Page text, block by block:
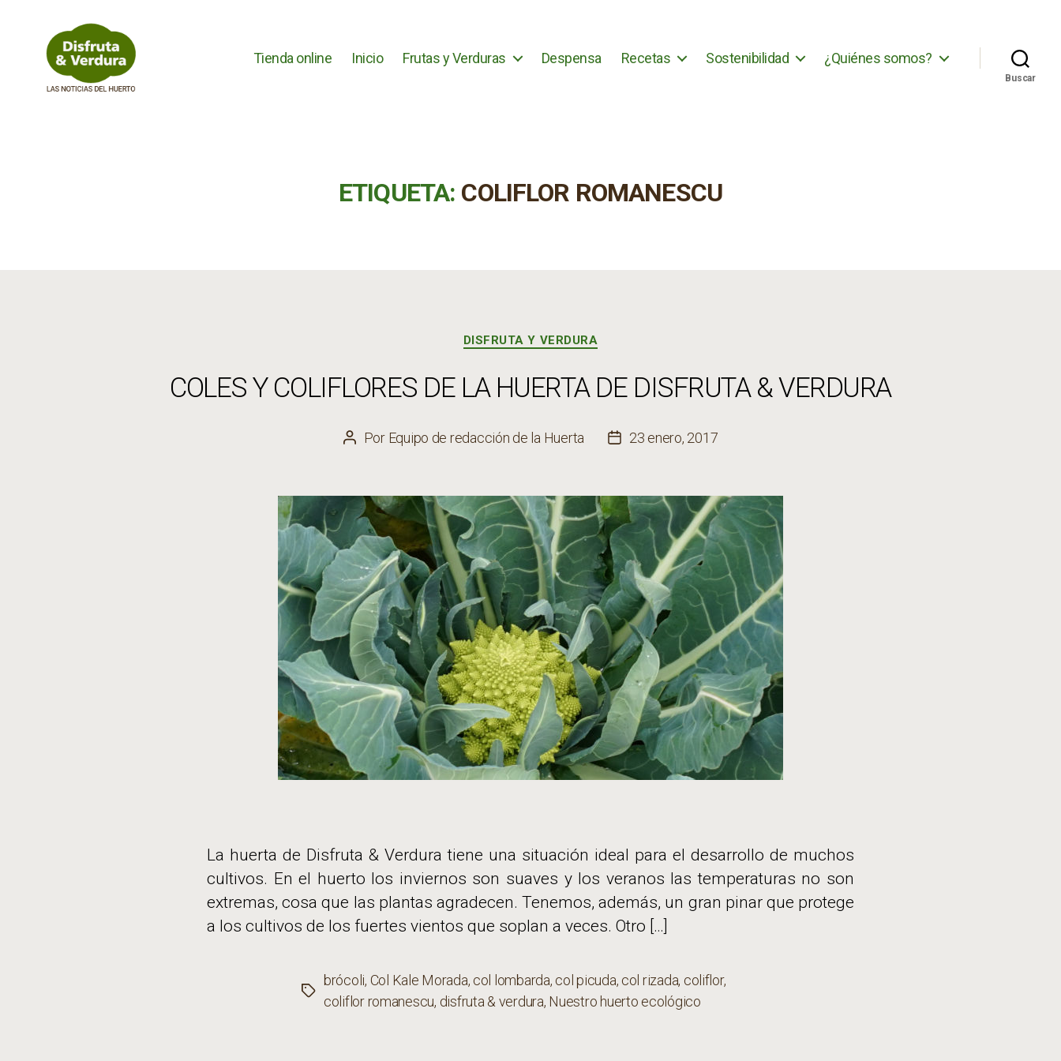
Tienda online Inicio Frutas y Verduras Despensa Recetas Sostenibilidad ¿Quiénes somos?
Buscar
ETIQUETA: COLIFLOR ROMANESCU
Categorías
DISFRUTA Y VERDURA
COLES Y COLIFLORES DE LA HUERTA DE DISFRUTA & VERDURA
Autor
entrada
Por Equipo de redacción de la Huerta
Fecha
entrada
23 enero, 2017
La huerta de Disfruta & Verdura tiene una situación ideal para el desarrollo de muchos
cultivos. En el huerto los inviernos son suaves y los veranos las temperaturas no son
extremas, cosa que las plantas agradecen. Tenemos, además, un gran pinar que protege
a los cultivos de los fuertes vientos que soplan a veces. Otro […]
Etiquetas
brócoli, Col Kale Morada, col lombarda, col picuda, col rizada, coliflor,
coliflor romanescu, disfruta & verdura, Nuestro huerto ecológico